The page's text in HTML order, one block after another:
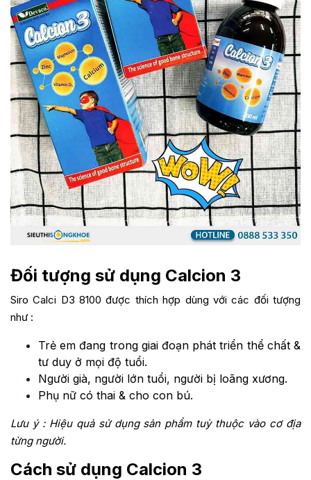
Đối tượng sử dụng Calcion 3
Siro Calci D3 8100 được thích hợp dùng với các đối tượng
như :
Trẻ em đang trong giai đoạn phát triển thể chất &
tư duy ở mọi độ tuổi.
Người già, người lớn tuổi, người bị loãng xương.
Phụ nữ có thai & cho con bú.
Lưu ý : Hiệu quả sử dụng sản phẩm tuỳ thuộc vào cơ địa
từng người.
Cách sử dụng Calcion 3